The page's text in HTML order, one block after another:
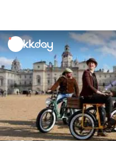
unread
notifications